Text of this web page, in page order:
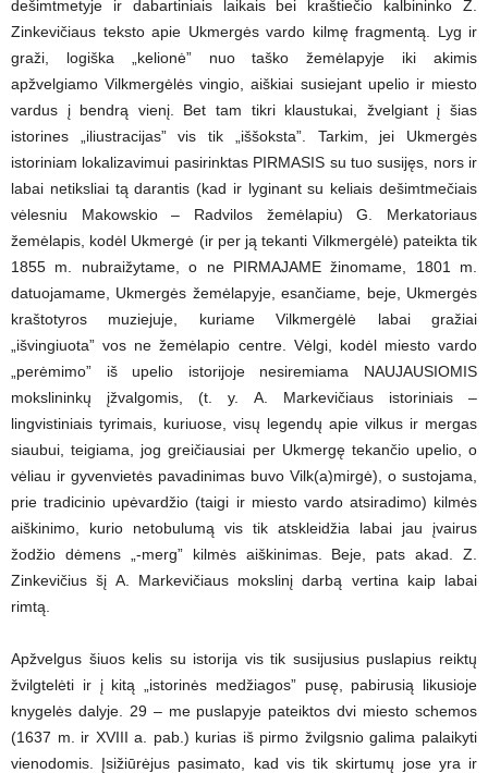
dešimtmetyje ir dabartiniais laikais bei kraštiečio kalbininko Z.
Zinkevičiaus teksto apie Ukmergės vardo kilmę fragmentą. Lyg ir
graži, logiška „kelionė” nuo taško žemėlapyje iki akimis
apžvelgiamo Vilkmergėlės vingio, aiškiai susiejant upelio ir miesto
vardus į bendrą vienį. Bet tam tikri klaustukai, žvelgiant į šias
istorines „iliustracijas” vis tik „iššoksta”. Tarkim, jei Ukmergės
istoriniam lokalizavimui pasirinktas PIRMASIS su tuo susijęs, nors ir
labai netiksliai tą darantis (kad ir lyginant su keliais dešimtmečiais
vėlesniu Makowskio – Radvilos žemėlapiu) G. Merkatoriaus
žemėlapis, kodėl Ukmergė (ir per ją tekanti Vilkmergėlė) pateikta tik
1855 m. nubraižytame, o ne PIRMAJAME žinomame, 1801 m.
datuojamame, Ukmergės žemėlapyje, esančiame, beje, Ukmergės
kraštotyros muziejuje, kuriame Vilkmergėlė labai gražiai
„išvingiuota” vos ne žemėlapio centre. Vėlgi, kodėl miesto vardo
„perėmimo” iš upelio istorijoje nesiremiama NAUJAUSIOMIS
mokslininkų įžvalgomis, (t. y. A. Markevičiaus istoriniais –
lingvistiniais tyrimais, kuriuose, visų legendų apie vilkus ir mergas
siaubui, teigiama, jog greičiausiai per Ukmergę tekančio upelio, o
vėliau ir gyvenvietės pavadinimas buvo Vilk(a)mirgė), o sustojama,
prie tradicinio upėvardžio (taigi ir miesto vardo atsiradimo) kilmės
aiškinimo, kurio netobulumą vis tik atskleidžia labai jau įvairus
žodžio dėmens „-merg” kilmės aiškinimas. Beje, pats akad. Z.
Zinkevičius šį A. Markevičiaus mokslinį darbą vertina kaip labai
rimtą.
Apžvelgus šiuos kelis su istorija vis tik susijusius puslapius reiktų
žvilgtelėti ir į kitą „istorinės medžiagos” pusę, pabirusią likusioje
knygelės dalyje. 29 – me puslapyje pateiktos dvi miesto schemos
(1637 m. ir XVIII a. pab.) kurias iš pirmo žvilgsnio galima palaikyti
vienodomis. Įsižiūrėjus pasimato, kad vis tik skirtumų jose yra ir